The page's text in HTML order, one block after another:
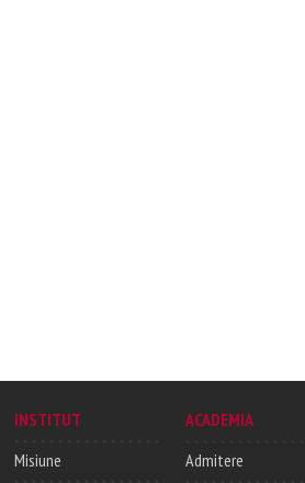
INSTITUT
Misiune
ACADEMIA
Admitere